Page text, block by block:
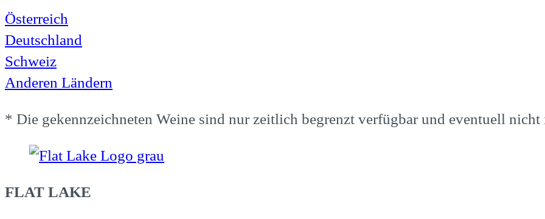
Österreich
Deutschland
Schweiz
Anderen Ländern
* Die gekennzeichneten Weine sind nur zeitlich begrenzt verfügbar und eventuell
FLAT LAKE